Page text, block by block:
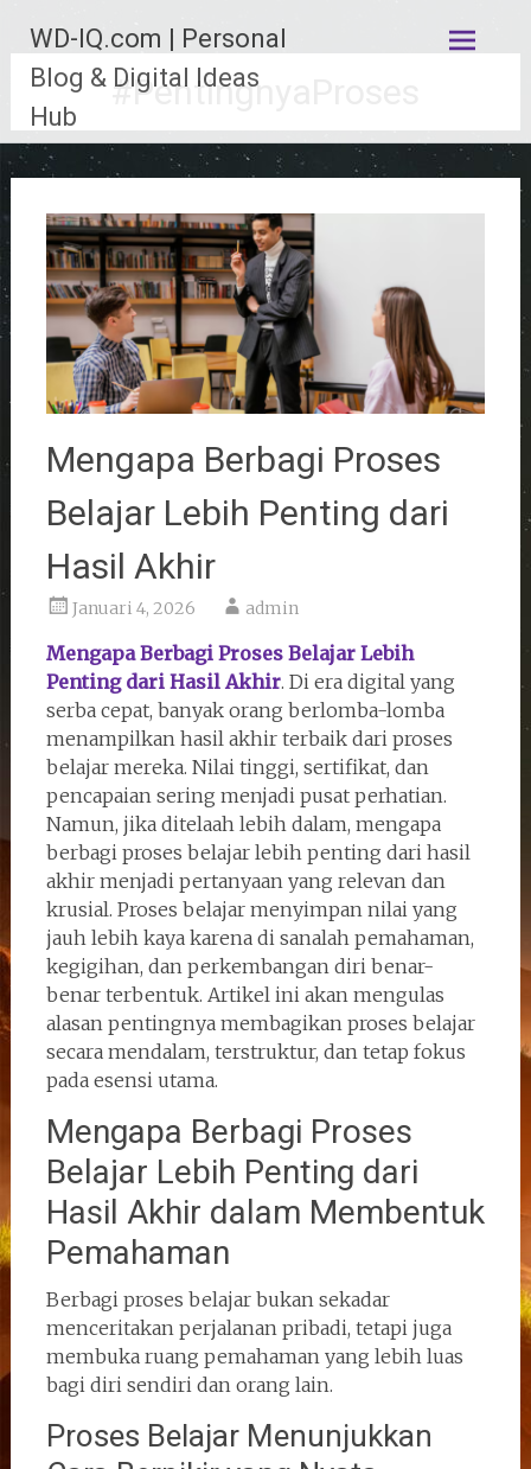
konten
WD-IQ.com | Personal
Blog & Digital Ideas
Hub
#PentingnyaProses
Mengapa Berbagi Proses
Belajar Lebih Penting dari
Hasil Akhir
Januari 4, 2026 admin
Mengapa Berbagi Proses Belajar Lebih
Penting dari Hasil Akhir. Di era digital yang
serba cepat, banyak orang berlomba-lomba
menampilkan hasil akhir terbaik dari proses
belajar mereka. Nilai tinggi, sertifikat, dan
pencapaian sering menjadi pusat perhatian.
Namun, jika ditelaah lebih dalam, mengapa
berbagi proses belajar lebih penting dari hasil
akhir menjadi pertanyaan yang relevan dan
krusial. Proses belajar menyimpan nilai yang
jauh lebih kaya karena di sanalah pemahaman,
kegigihan, dan perkembangan diri benar-
benar terbentuk. Artikel ini akan mengulas
alasan pentingnya membagikan proses belajar
secara mendalam, terstruktur, dan tetap fokus
pada esensi utama.
Mengapa Berbagi Proses
Belajar Lebih Penting dari
Hasil Akhir dalam Membentuk
Pemahaman
Berbagi proses belajar bukan sekadar
menceritakan perjalanan pribadi, tetapi juga
membuka ruang pemahaman yang lebih luas
bagi diri sendiri dan orang lain.
Proses Belajar Menunjukkan